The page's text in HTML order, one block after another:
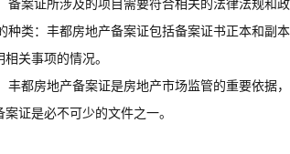
备案证所涉及的项目需要符合相关的法律法规和
种类：丰都房地产备案证包括备案证书正本和副
关事项的情况。
丰都房地产备案证是房地产市场监管的重要依据
证是必不可少的文件之一。